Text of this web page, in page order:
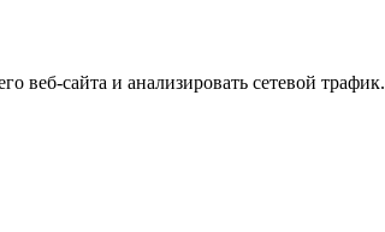
веб-сайта и анализировать сетевой трафик.